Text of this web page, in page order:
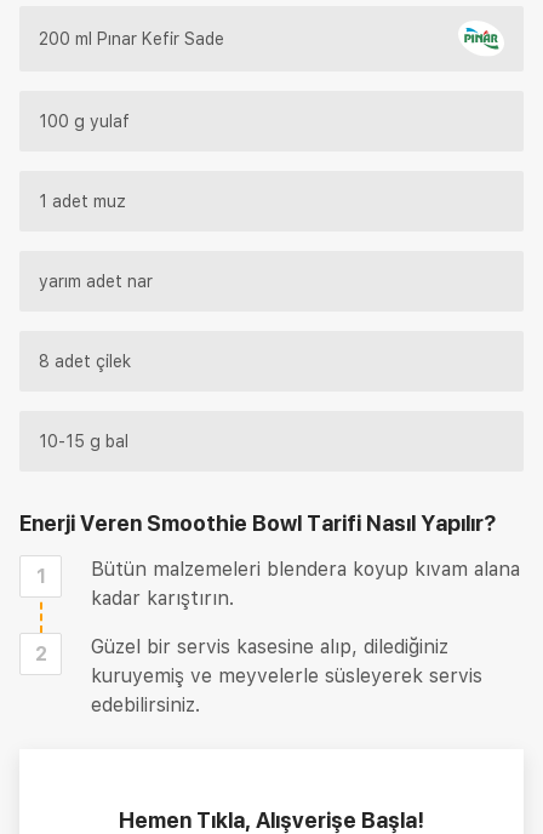
200 ml Pınar Kefir Sade
100 g yulaf
1 adet muz
yarım adet nar
8 adet çilek
10-15 g bal
Enerji Veren Smoothie Bowl Tarifi Nasıl Yapılır?
1
Bütün malzemeleri blendera koyup kıvam alana
kadar karıştırın.
2
Güzel bir servis kasesine alıp, dilediğiniz
kuruyemiş ve meyvelerle süsleyerek servis
edebilirsiniz.
Hemen Tıkla, Alışverişe Başla!